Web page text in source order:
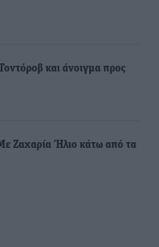
και άνοιγμα προς
Ζαχαρία Ήλιο κάτω από τα